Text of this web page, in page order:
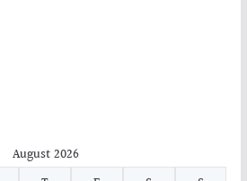
August 2026